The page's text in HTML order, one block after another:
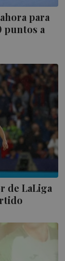
para
puntos a
de LaLiga